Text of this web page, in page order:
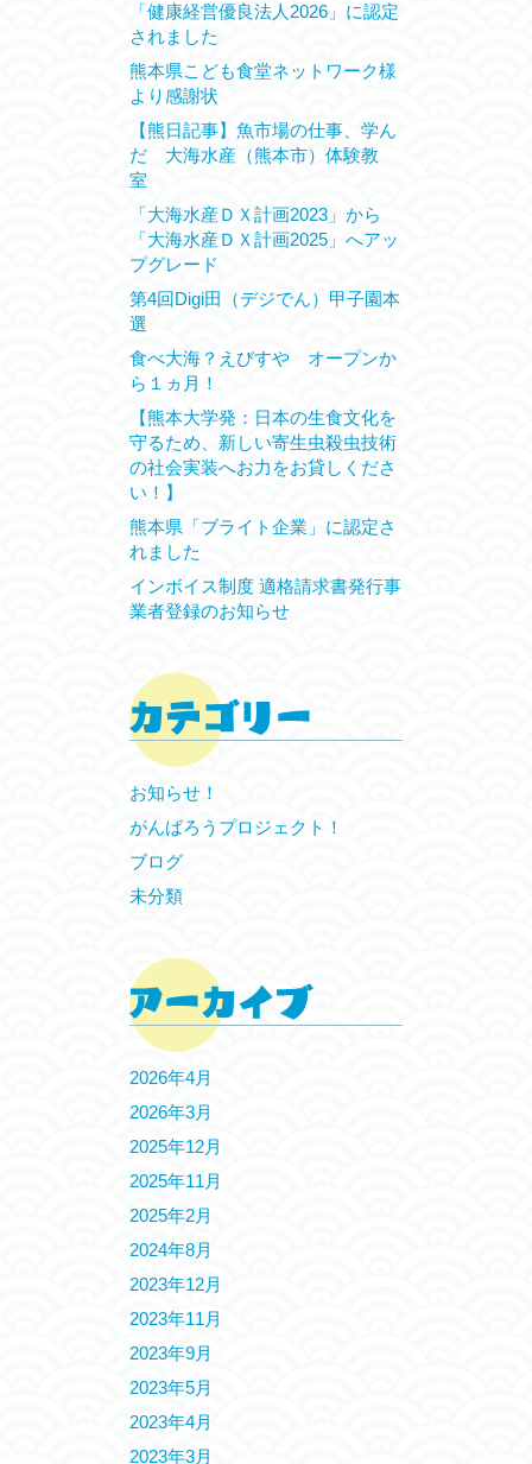
「健康経営優良法人2026」に認定
されました
熊本県こども食堂ネットワーク様
より感謝状
【熊日記事】魚市場の仕事、学ん
だ 大海水産（熊本市）体験教
室
「大海水産ＤＸ計画2023」から
「大海水産ＤＸ計画2025」へアッ
プグレード
第4回Digi田（デジでん）甲子園本
選
食べ大海？えびすや オープンか
ら１ヵ月！
【熊本大学発：日本の生食文化を
守るため、新しい寄生虫殺虫技術
の社会実装へお力をお貸しくださ
い！】
熊本県「ブライト企業」に認定さ
れました
インボイス制度 適格請求書発行事
業者登録のお知らせ
お知らせ！
がんばろうプロジェクト！
ブログ
未分類
2026年4月
2026年3月
2025年12月
2025年11月
2025年2月
2024年8月
2023年12月
2023年11月
2023年9月
2023年5月
2023年4月
2023年3月